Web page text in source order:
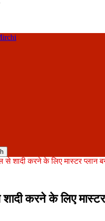
से शादी करने के लिए मास्टर प्लान
करने के लिए मास्टर